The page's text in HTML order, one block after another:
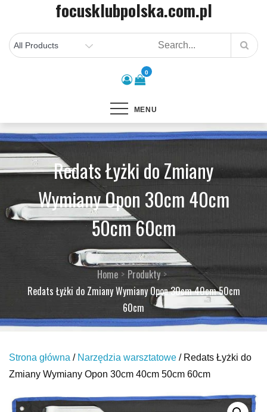
content
focusklubpolska.com.pl
0
MENU
Redats Łyżki do Zmiany
Wymiany Opon 30cm 40cm
50cm 60cm
Home
Produkty
Redats Łyżki do Zmiany Wymiany Opon 30cm 40cm 50cm
60cm
Strona główna / Narzędzia warsztatowe / Redats Łyżki do
Zmiany Wymiany Opon 30cm 40cm 50cm 60cm